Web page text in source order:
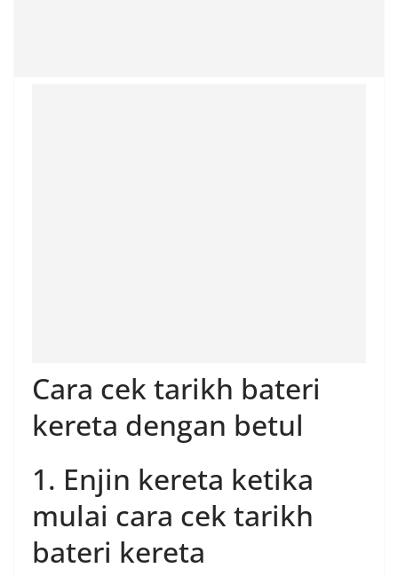
Cara cek tarikh bateri
kereta dengan betul
1. Enjin kereta ketika
mulai cara cek tarikh
bateri kereta